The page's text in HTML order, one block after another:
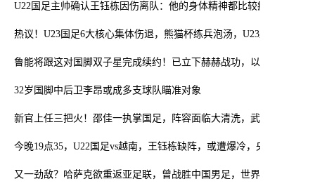
U22国足主帅确认王钰栋因伤离队：他的身体精神都比较疲劳
热议！U23国足6大核心集体伤退，熊猫杯练兵泡汤，U23亚洲杯出线
鲁能将跟这对国脚双子星完成续约！已立下赫赫战功，以官宣为准
32岁国脚中后卫李昂或成多支球队瞄准对象
新官上任三把火！邵佳一执掌国足，阵容面临大清洗，武磊或淡出
今晚19点35，U22国足vs越南，王钰栋缺阵，或遭爆冷，央视频直播
又一劲敌？哈萨克欲重返亚足联，曾战胜中国男足，世界排名第115